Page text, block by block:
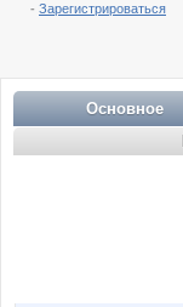
- Зарегистрироваться
Основное